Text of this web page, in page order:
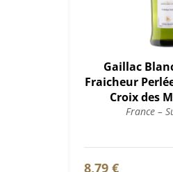
Gaillac
Fraicheur
Croix des
France –
8,79 €